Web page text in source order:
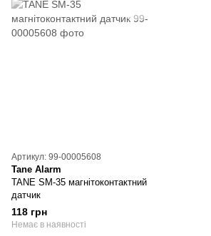
Артикул: 99-00005608
Tane Alarm
TANE SM-35 магнітоконтактний
датчик
118 грн
Немає в наявності